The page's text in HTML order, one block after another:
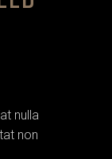
nulla
non